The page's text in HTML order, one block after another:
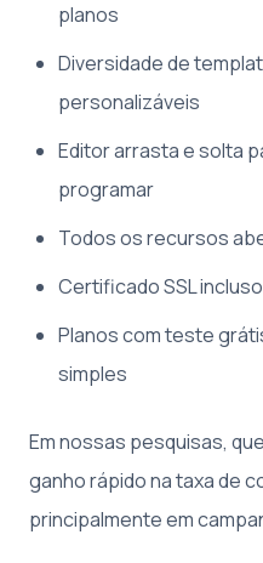
planos
Diversidade de
personalizáveis
Editor arrasta e solta
programar
Todos os recursos
Certificado SSL
Planos com teste
simples
Em nossas pesquisas,
ganho rápido na taxa de
principalmente em